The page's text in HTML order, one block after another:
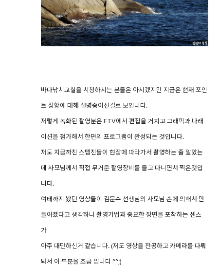
바다낚시교실을 시청하시는 분들은 아시겠지만 지금은 현재 포인
트 상황에 대해 설명중이신걸로 보입니다.
저렇게 녹화된 촬영분은 FTV에서 편집을 거치고 그래픽과 나래
이션을 첨가해서 한편의 프로그램이 완성되는 것입니다.
저도 지금까진 스탭진들이 현장에 따라가서 촬영하는 줄 알았는
데 사모님께서 직접 무거운 촬영장비를 들고 다니면서 찍은것입
니다.
여태까지 봤던 영상들이 김문수 선생님의 사모님 손에 의해서 만
들어졌다고 생각하니 촬영기법과 중요한 장면을 포착하는 센스
가
아주 대단하신거 같습니다. (저도 영상을 전공하고 카메라를 다뤄
봐서 이 부분을 조금 압니다 ^^;)